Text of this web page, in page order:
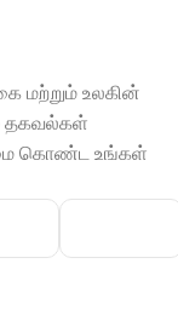
மற்றும் உலகின்
தகவல்கள்
கொண்ட உங்கள்